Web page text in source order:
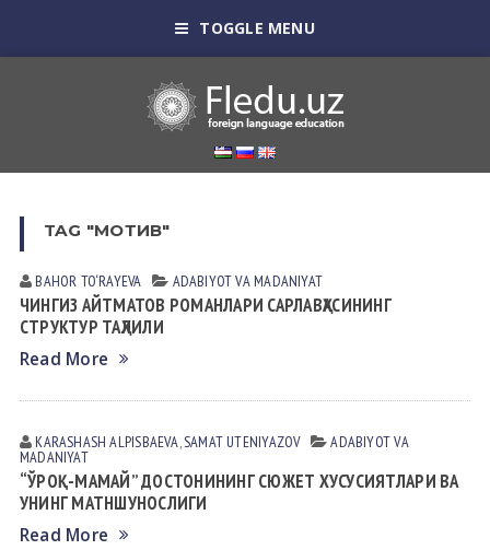
TOGGLE MENU
TAG "МОТИВ"
BAHOR TO‘RAYEVA АDАBIYOT VА MАDАNIYAT
ЧИНГИЗ АЙТМАТОВ РОМАНЛАРИ САРЛАВҲАСИНИНГ
СТРУКТУР ТАҲЛИЛИ
Read More
KARASHASH АLPISBАEVА,SAMAT UTENIYAZOV АDАBIYOT VА
MАDАNIYAT
“ЎРОҚ-МАМАЙ” ДОСТОНИНИНГ СЮЖЕТ ХУСУСИЯТЛАРИ ВА
УНИНГ МАТНШУНОСЛИГИ
Read More